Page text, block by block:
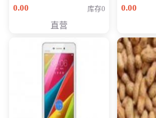
版 全网通(3G+32G)
0.00 库存0
直营
0.00